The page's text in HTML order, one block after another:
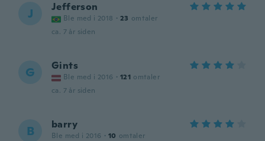
J Jefferson
Ble med i 2018 · 23 omtaler
ca. 7 år siden
G Gints
Ble med i 2016 · 121 omtaler
ca. 7 år siden
B barry
Ble med i 2016 · 10 omtaler